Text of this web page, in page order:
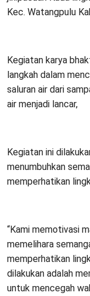
Kec. Watangpulu
Kegiatan karya
langkah dalam
saluran air dari
air menjadi lancar,
Kegiatan ini
menumbuhkan
memperhatikan
“Kami memotivasi
memelihara
memperhatikan
dilakukan adalah
untuk mencegah